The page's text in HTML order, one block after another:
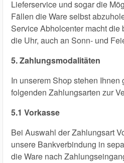
Lieferservice und sogar die
Fällen die Ware selbst
Service Abholcenter macht
die Uhr, auch an Sonn- und
5. Zahlungsmodalitäten
In unserem Shop stehen
folgenden Zahlungsarten zur
5.1 Vorkasse
Bei Auswahl der Zahlungsart
unsere Bankverbindung in
die Ware nach